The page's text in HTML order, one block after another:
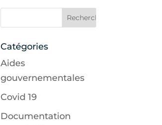
Catégories
Aides
gouvernementales
Covid 19
Documentation